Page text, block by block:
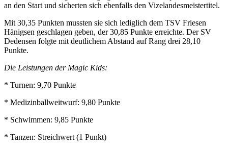
an den Start und sicherten sich ebenfalls den Vizelandesmeistertitel.
Mit 30,35 Punkten mussten sie sich lediglich dem TSV Friesen
Hänigsen geschlagen geben, der 30,85 Punkte erreichte. Der SV
Dedensen folgte mit deutlichem Abstand auf Rang drei 28,10
Punkte.
Die Leistungen der Magic Kids:
* Turnen: 9,70 Punkte
* Medizinballweitwurf: 9,80 Punkte
* Schwimmen: 9,85 Punkte
* Tanzen: Streichwert (1 Punkt)